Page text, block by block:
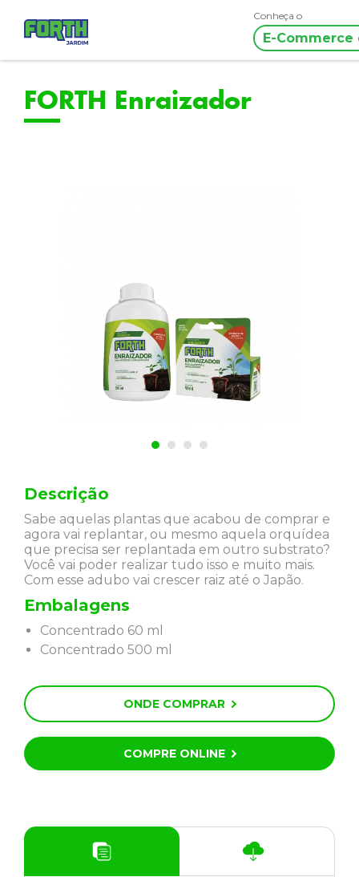
Conheça o
E-Commerce
FORTH Enraizador
Descrição
Sabe aquelas plantas que acabou de comprar e
agora vai replantar, ou mesmo aquela orquídea
que precisa ser replantada em outro substrato?
Você vai poder realizar tudo isso e muito mais.
Com esse adubo vai crescer raiz até o Japão.
Embalagens
Concentrado 60 ml
Concentrado 500 ml
ONDE COMPRAR
COMPRE ONLINE